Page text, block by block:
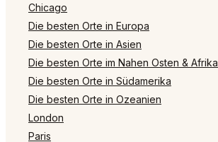
Chicago
Die besten Orte in Europa
Die besten Orte in Asien
Die besten Orte im Nahen Osten & Afrika
Die besten Orte in Südamerika
Die besten Orte in Ozeanien
London
Paris